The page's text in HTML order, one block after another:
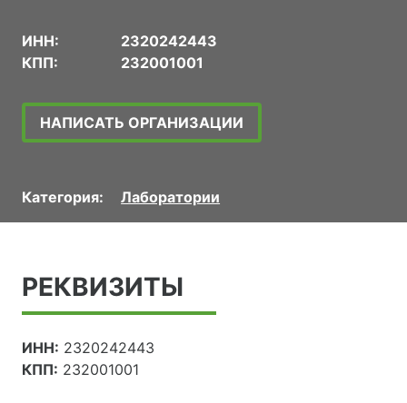
ИНН:
2320242443
КПП:
232001001
НАПИСАТЬ ОРГАНИЗАЦИИ
Категория: Лаборатории
РЕКВИЗИТЫ
ИНН: 2320242443
КПП: 232001001